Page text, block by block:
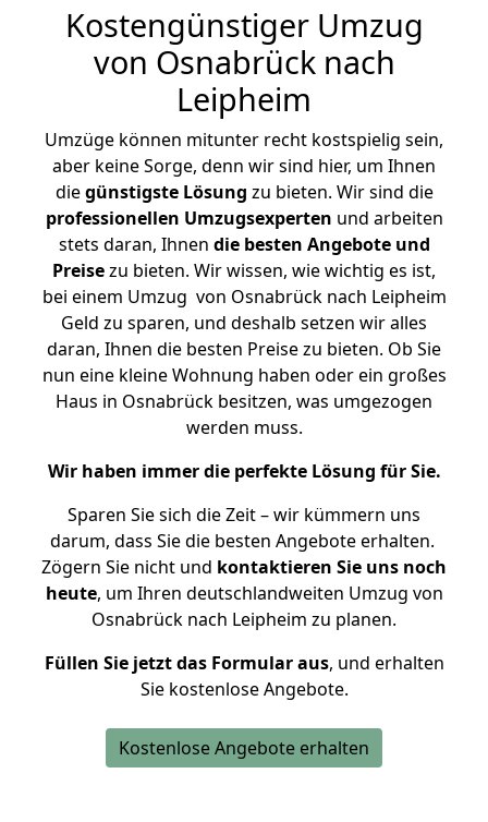
Kostengünstiger Umzug
von Osnabrück nach
Leipheim
Umzüge können mitunter recht kostspielig sein,
aber keine Sorge, denn wir sind hier, um Ihnen
diegünstigste Lösung zu bieten. Wir sind die
professionellen Umzugsexperten und arbeiten
stets daran, Ihnen die besten Angebote und
Preisezu bieten. Wir wissen, wie wichtig es ist,
bei einem Umzug von Osnabrück nach Leipheim
Geld zu sparen, und deshalb setzen wir alles
daran, Ihnen die besten Preise zu bieten. Ob Sie
nun eine kleine Wohnung haben oder ein großes
Haus in Osnabrück besitzen, was umgezogen
werden muss.
Wir haben immer die perfekte Lösung für Sie.
Sparen Sie sich die Zeit – wir kümmern uns
darum, dass Sie die besten Angebote erhalten.
Zögern Sie nicht und kontaktieren Sie uns noch
heute, um Ihren deutschlandweiten Umzug von
Osnabrück nach Leipheim zu planen.
Füllen Sie jetzt das Formular aus, und erhalten
Sie kostenlose Angebote.
Kostenlose Angebote erhalten